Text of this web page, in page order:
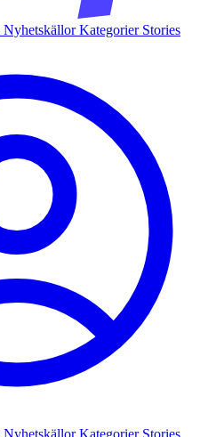
NyhetskällorKategorier Stories
NyhetskällorKategorier Stories